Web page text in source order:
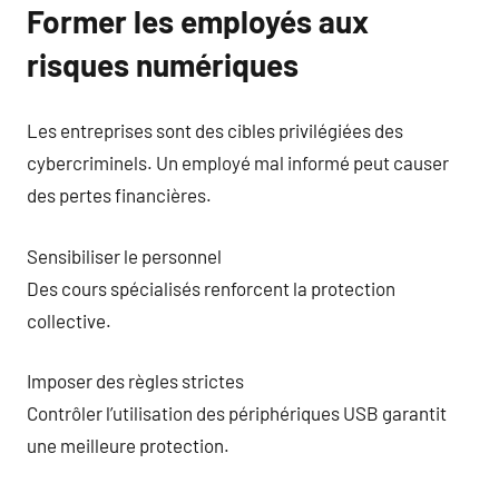
Former les employés aux
risques numériques
Les entreprises sont des cibles privilégiées des
cybercriminels. Un employé mal informé peut causer
des pertes financières.
Sensibiliser le personnel
Des cours spécialisés renforcent la protection
collective.
Imposer des règles strictes
Contrôler l’utilisation des périphériques USB garantit
une meilleure protection.